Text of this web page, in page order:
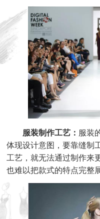
服装制作工艺： 服装
体现设计意图，要靠缝制
工艺，就无法通过制作来
也难以把款式的特点完整